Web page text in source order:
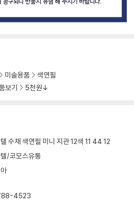
미술용품
색연필
보기 5천원↓
수채 색연필 미니 지관 12색 11 44 12
/코모스유통
4523